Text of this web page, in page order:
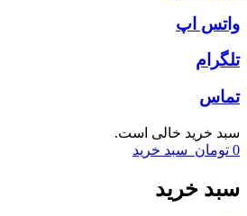
واتس اپ
تلگرام
تماس
سبد خرید خالی است.
0 تومان سبد خرید
سبد خرید